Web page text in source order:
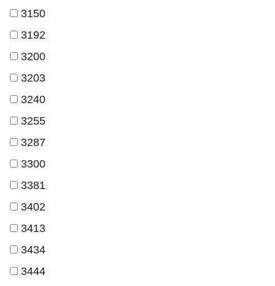
3150
3192
3200
3203
3240
3255
3287
3300
3381
3402
3413
3434
3444